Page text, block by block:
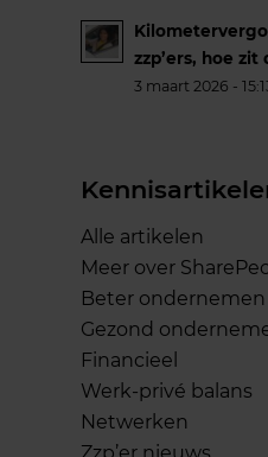
zzp’ers, hoe zit
3 maart 2026 -
Alle artikelen
Meer over
Beter ondernemen
Gezond
Financieel
Werk-privé balans
Netwerken
Zzp’er nieuws